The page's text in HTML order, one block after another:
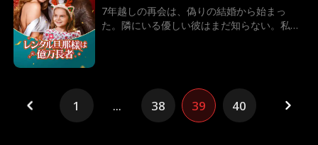
7年越しの再会は、偽りの結婚から始まっ
た。隣にいる優しい彼はまだ知らない。私た
1 ... 38 39 40